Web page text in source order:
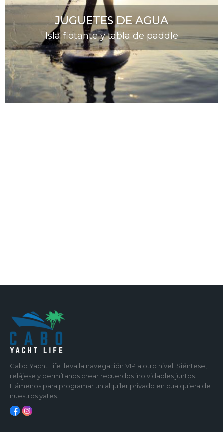
JUGUETES DE AGUA
Isla flotante y tabla de paddle
Cabo Yacht Life lleva la navegación VIP a otro nivel. Siéntese,
relájese y permítanos crear recuerdos inolvidables juntos.
Llámenos para programar un alquiler privado en cualquiera de
nuestros yates.